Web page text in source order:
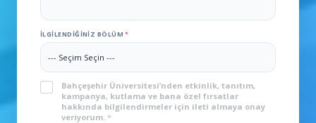
R
E
İLGILENDIĞINIZ BÖLÜM*
KVKK*
Bahçeşehir Üniversitesi’nden etkinlik, tanıtım,
kampanya, kutlama ve bana özel fırsatlar
hakkında bilgilendirmeler için ileti almaya onay
veriyorum. *